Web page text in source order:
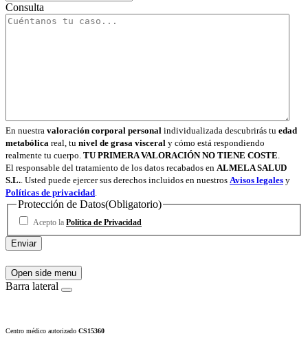
Consulta
En nuestra valoración corporal personal individualizada descubrirás tu edad
metabólica real, tu nivel de grasa visceral y cómo está respondiendo
realmente tu cuerpo. TU PRIMERA VALORACIÓN NO TIENE COSTE
El responsable del tratamiento de los datos recabados en ALMELA SALUD
S.L. . Usted puede ejercer sus derechos incluidos en nuestros Avisos legales y
Políticas de privacidad
Protección de Datos(Obligatorio)
Acepto la Política de Privacidad
Open side menu
Barra lateral
Centro médico autorizado CS15360